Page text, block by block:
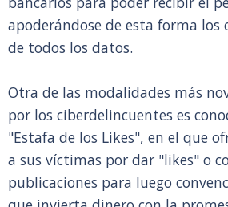
apoderándose de esta forma los
de todos los datos.
Otra de las modalidades más
por los ciberdelincuentes es
"Estafa de los Likes", en el que
a sus víctimas por dar "likes" o
publicaciones para luego